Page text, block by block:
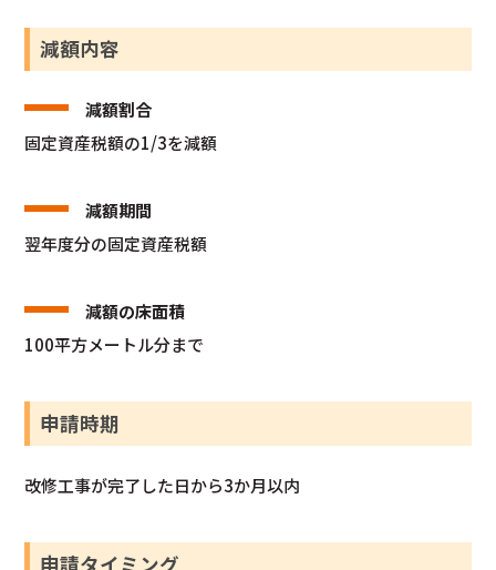
減額内容
減額割合
固定資産税額の1/3を減額
減額期間
翌年度分の固定資産税額
減額の床面積
100平方メートル分まで
申請時期
改修工事が完了した日から3か月以内
申請タイミング